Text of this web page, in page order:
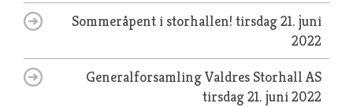
Sommeråpent i storhallen! tirsdag 21. juni
2022
Generalforsamling Valdres Storhall AS
tirsdag 21. juni 2022